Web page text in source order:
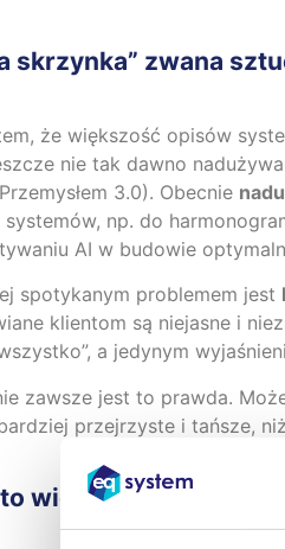
skrzynka” zwana
że większość opisów
nie tak dawno
3.0). Obecnie
np. do
AI w budowie
spotykanym problemem jest
klientom są niejasne i
a jedynym
zawsze jest to prawda.
przejrzyste i tańsze,
wiedzieć przed